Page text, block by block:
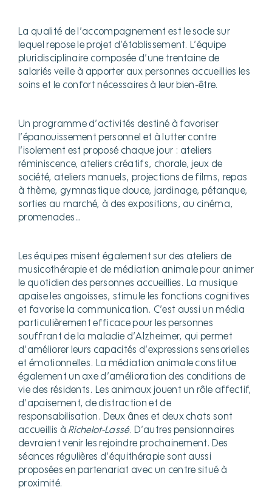
La qualité de l’accompagnement est le socle sur
lequel repose le projet d’établissement. L’équipe
pluridisciplinaire composée d’une trentaine de
salariés veille à apporter aux personnes accueillies les
soins et le confort nécessaires à leur bien-être.
Un programme d’activités destiné à favoriser
l’épanouissement personnel et à lutter contre
l’isolement est proposé chaque jour : ateliers
réminiscence, ateliers créatifs, chorale, jeux de
société, ateliers manuels, projections de films, repas
à thème, gymnastique douce, jardinage, pétanque,
sorties au marché, à des expositions, au cinéma,
promenades…
Les équipes misent également sur des ateliers de
musicothérapie et de médiation animale pour animer
le quotidien des personnes accueillies. La musique
apaise les angoisses, stimule les fonctions cognitives
et favorise la communication. C’est aussi un média
particulièrement efficace pour les personnes
souffrant de la maladie d’Alzheimer, qui permet
d’améliorer leurs capacités d’expressions sensorielles
et émotionnelles. La médiation animale constitue
également un axe d’amélioration des conditions de
vie des résidents. Les animaux jouent un rôle affectif,
d’apaisement, de distraction et de
responsabilisation. Deux ânes et deux chats sont
accueillis à Richelot-Lassé. D’autres pensionnaires
devraient venir les rejoindre prochainement. Des
séances régulières d’équithérapie sont aussi
proposées en partenariat avec un centre situé à
proximité.